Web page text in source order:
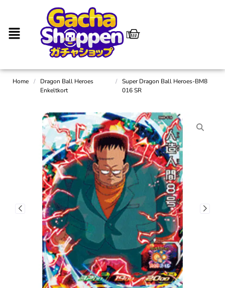
Home /
Dragon Ball Heroes
Enkeltkort
/
Super Dragon Ball Heroes-BM8
016 SR